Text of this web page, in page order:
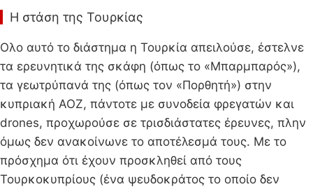
Η στάση της Τουρκίας
Ολο αυτό το διάστημα η Τουρκία απειλούσε, έστελνε
τα ερευνητικά της σκάφη (όπως το «Μπαρμπαρός»),
τα γεωτρύπανά της (όπως τον «Πορθητή») στην
κυπριακή ΑΟΖ, πάντοτε με συνοδεία φρεγατών και
drones, προχωρούσε σε τρισδιάστατες έρευνες, πλην
όμως δεν ​ανακοίνωνε το αποτέλεσμά τους. Με το
πρόσχημα ότι έχουν προσκληθεί από τους
Τουρκοκυπρίους (ένα ψευδοκράτος το οποίο δεν